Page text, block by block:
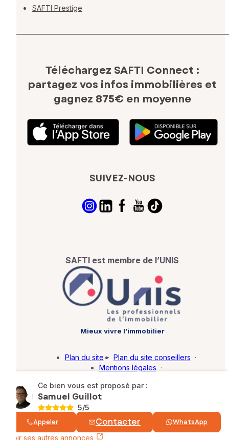
Ce bien vous est proposé par :
Samuel Guillot
5/5
Appeler Contacter WhatsApp
Voir ses autres annonces
SAFTI Prestige
Téléchargez SAFTI Connect :
partagez vos infos immobilières et
gagnez 875€ en moyenne
SUIVEZ-NOUS
SAFTI est membre de l’UNIS
Mieux vivre l’immobilier
© SAFTI 2026. Tous droits réservés.
Plan du site · Plan du site conseillers ·
Mentions légales ·
Barème d'honoraires · Paramétrer mes cookies